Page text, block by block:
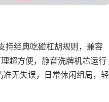
持经典吃碰杠胡规则，兼容
超方便，静音洗牌机芯运行
无失误，日常休闲组局，轻